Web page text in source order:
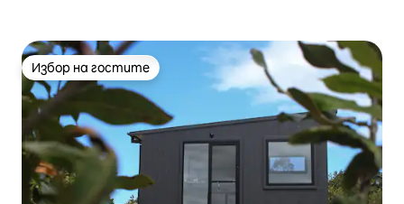
Избор на гостите
Избор на гостите